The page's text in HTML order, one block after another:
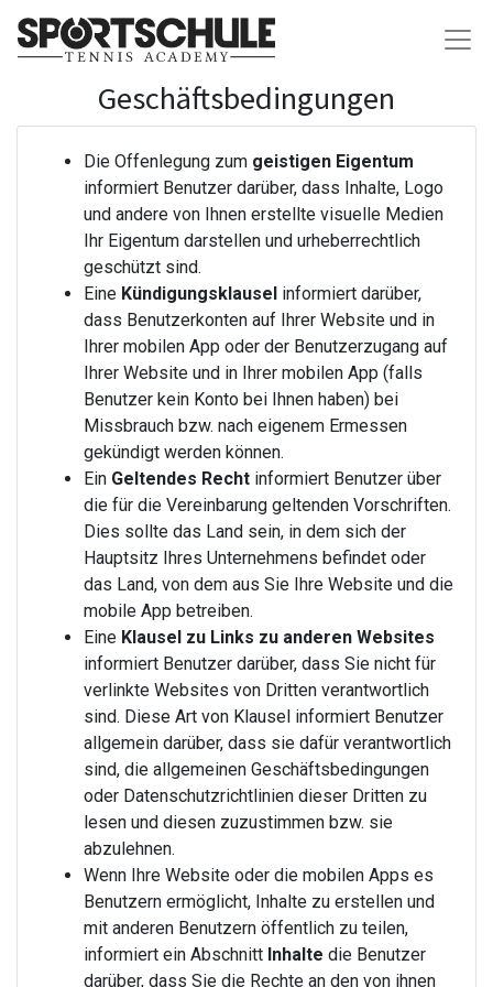
Geschäftsbedingungen
Die Offenlegung zum geistigen Eigentum
informiert Benutzer darüber, dass Inhalte, Logo
und andere von Ihnen erstellte visuelle Medien
Ihr Eigentum darstellen und urheberrechtlich
geschützt sind.
Eine Kündigungsklausel informiert darüber,
dass Benutzerkonten auf Ihrer Website und in
Ihrer mobilen App oder der Benutzerzugang auf
Ihrer Website und in Ihrer mobilen App (falls
Benutzer kein Konto bei Ihnen haben) bei
Missbrauch bzw. nach eigenem Ermessen
gekündigt werden können.
Ein Geltendes Recht informiert Benutzer über
die für die Vereinbarung geltenden Vorschriften.
Dies sollte das Land sein, in dem sich der
Hauptsitz Ihres Unternehmens befindet oder
das Land, von dem aus Sie Ihre Website und die
mobile App betreiben.
Eine Klausel zu Links zu anderen Websites
informiert Benutzer darüber, dass Sie nicht für
verlinkte Websites von Dritten verantwortlich
sind. Diese Art von Klausel informiert Benutzer
allgemein darüber, dass sie dafür verantwortlich
sind, die allgemeinen Geschäftsbedingungen
oder Datenschutzrichtlinien dieser Dritten zu
lesen und diesen zuzustimmen bzw. sie
abzulehnen.
Wenn Ihre Website oder die mobilen Apps es
Benutzern ermöglicht, Inhalte zu erstellen und
mit anderen Benutzern öffentlich zu teilen,
informiert ein Abschnitt Inhalte die Benutzer
darüber, dass Sie die Rechte an den von ihnen